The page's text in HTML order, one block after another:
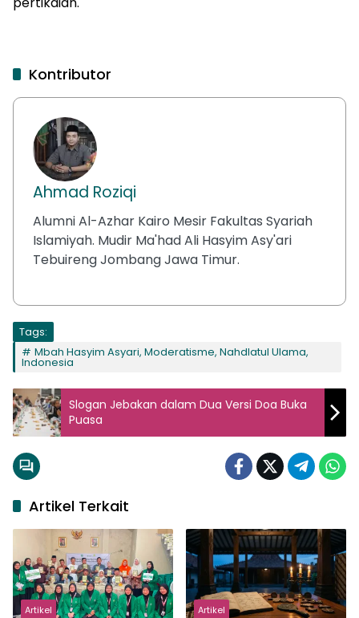
Kontributor
Ahmad Roziqi
Alumni Al-Azhar Kairo Mesir Fakultas Syariah
Islamiyah. Mudir Ma'had Ali Hasyim Asy'ari
Tebuireng Jombang Jawa Timur.
Tags:
Mbah Hasyim Asyari, Moderatisme, Nahdlatul Ulama,
Indonesia
Slogan Jebakan dalam Dua Versi Doa Buka
Puasa
Artikel Terkait
Artikel Artikel